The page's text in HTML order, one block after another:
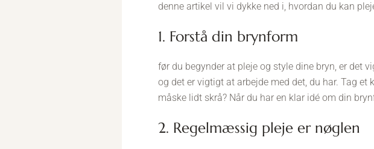
denne artikel vil vi dykke ned i, hvordan du kan
1. Forstå din brynform
før du begynder at pleje og style dine bryn, er det
og det er vigtigt at arbejde med det, du har. Tag
måske lidt skrå? Når du har en klar idé om din
2. Regelmæssig pleje er nøglen